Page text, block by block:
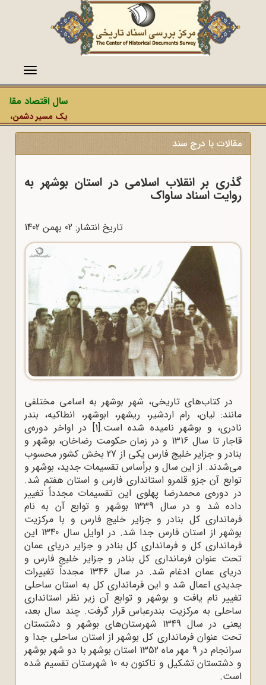
منو
سال اقتصاد
یک مسیر دشمن،
مقالات با درج سند
گذری بر انقلاب اسلامی در استان بوشهر به
روایت اسناد ساواک
تاریخ انتشار: 02 بهمن 1402
در کتاب‌های تاریخی، شهر بوشهر به اسامی مختلفی
مانند: لیان، رام اردشیر، ریشهر، ابوشهر، انطاکیه، بندر
نادری، و بوشهر نامیده شده است.[1] در اواخر دوره‌ی
قاجار تا سال 1316 و در زمان حکومت رضاخان، بوشهر و
بنادر و جزایر خلیج فارس یکی از 27 بخش کشور محسوب
می‌شدند. از این سال و برأساس تقسیمات جدید، بوشهر و
توابع آن جزو قلمرو استانداری فارس و استان هفتم شد.
در دوره‌ی محمدرضا پهلوی این تقسیمات مجدداً تغییر
داده شد و در سال 1339 بوشهر و توابع آن به نام
فرمانداری کل بنادر و جزایر خلیج فارس و با مرکزیت
بوشهر از استان فارس جدا شد. در اوایل سال 1340 این
فرمانداری کل و فرمانداری کل بنادر و جزایر دریای عمان
تحت عنوان فرمانداری کل بنادر و جزایر خلیج فارس و
دریای عمان ادغام شد. در سال 1346 مجدداً تغییرات
جدیدی اعمال شد و این فرمانداری کل به استان ساحلی
تغییر نام یافت و بوشهر و توابع آن زیر نظر استانداری
ساحلی به مرکزیت بندرعباس قرار گرفت. چند سال بعد،
یعنی در سال 1349 شهرستان‌های بوشهر و دشتستان
تحت عنوان فرمانداری کل بوشهر از استان ساحلی جدا و
سرانجام در 9 مهر ماه 1352 استان بوشهر با دو شهر بوشهر
و دشتستان تشکیل و تاکنون به 10 شهرستان تقسیم شده
است.